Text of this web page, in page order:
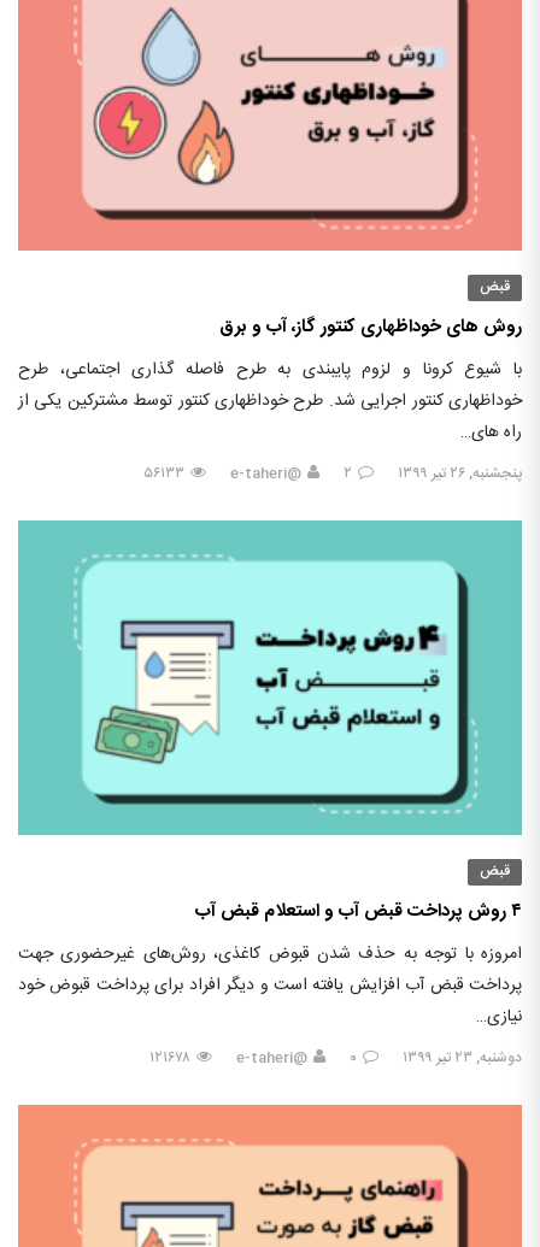
قبض
روش های خوداظهاری کنتور گاز، آب و برق
با شیوع کرونا و لزوم پایبندی به طرح فاصله گذاری اجتماعی، طرح
خوداظهاری کنتور اجرایی شد. طرح خوداظهاری کنتور توسط مشترکین یکی از
راه های…
پنجشنبه, ۲۶ تیر ۱۳۹۹ ۲ @e-taheri ۵۶۱۳۳
قبض
۴ روش پرداخت قبض آب و استعلام قبض آب
امروزه با توجه به حذف شدن قبوض کاغذی، روش‌های غیرحضوری جهت
پرداخت قبض آب افزایش یافته است و دیگر افراد برای پرداخت قبوض خود
نیازی…
دوشنبه, ۲۳ تیر ۱۳۹۹ ۰ @e-taheri ۱۲۱۶۷۸